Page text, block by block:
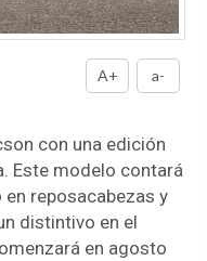
A+ a-
con una edición
Este modelo contará
reposacabezas y
distintivo en el
en agosto